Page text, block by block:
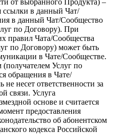
от выбранного Продукта) –
ссылки в данный Чат/
в данный Чат/Сообщество
по Договору). При
правил Чата/Сообщества
по Договору) может быть
в Чате/Сообществе.
(получателем Услуг по
обращения в Чате/
несет ответственности за
связи. Услуга
основе и считается
предоставления
об абонентском
кодекса Российской